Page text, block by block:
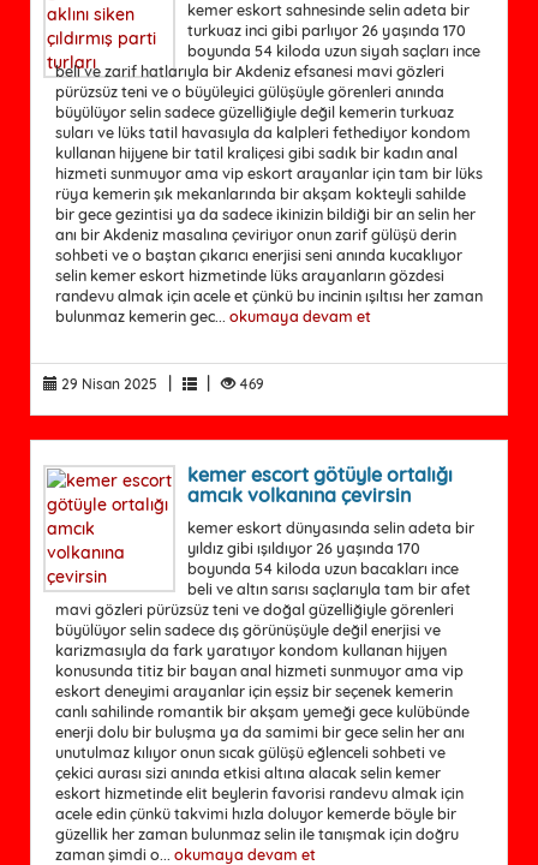
kemer eskort sahnesinde selin adeta bir
turkuaz inci gibi parlıyor 26 yaşında 170
boyunda 54 kiloda uzun siyah saçları ince
beli ve zarif hatlarıyla bir Akdeniz efsanesi mavi gözleri
pürüzsüz teni ve o büyüleyici gülüşüyle görenleri anında
büyülüyor selin sadece güzelliğiyle değil kemerin turkuaz
suları ve lüks tatil havasıyla da kalpleri fethediyor kondom
kullanan hijyene bir tatil kraliçesi gibi sadık bir kadın anal
hizmeti sunmuyor ama vip eskort arayanlar için tam bir lüks
rüya kemerin şık mekanlarında bir akşam kokteyli sahilde
bir gece gezintisi ya da sadece ikinizin bildiği bir an selin her
anı bir Akdeniz masalına çeviriyor onun zarif gülüşü derin
sohbeti ve o baştan çıkarıcı enerjisi seni anında kucaklıyor
selin kemer eskort hizmetinde lüks arayanların gözdesi
randevu almak için acele et çünkü bu incinin ışıltısı her zaman
bulunmaz kemerin gec... okumaya devam et
29 Nisan 2025 | | 469
kemer escort götüyle ortalığı
amcık volkanına çevirsin
kemer eskort dünyasında selin adeta bir
yıldız gibi ışıldıyor 26 yaşında 170
boyunda 54 kiloda uzun bacakları ince
beli ve altın sarısı saçlarıyla tam bir afet
mavi gözleri pürüzsüz teni ve doğal güzelliğiyle görenleri
büyülüyor selin sadece dış görünüşüyle değil enerjisi ve
karizmasıyla da fark yaratıyor kondom kullanan hijyen
konusunda titiz bir bayan anal hizmeti sunmuyor ama vip
eskort deneyimi arayanlar için eşsiz bir seçenek kemerin
canlı sahilinde romantik bir akşam yemeği gece kulübünde
enerji dolu bir buluşma ya da samimi bir gece selin her anı
unutulmaz kılıyor onun sıcak gülüşü eğlenceli sohbeti ve
çekici aurası sizi anında etkisi altına alacak selin kemer
eskort hizmetinde elit beylerin favorisi randevu almak için
acele edin çünkü takvimi hızla doluyor kemerde böyle bir
güzellik her zaman bulunmaz selin ile tanışmak için doğru
zaman şimdi o... okumaya devam et